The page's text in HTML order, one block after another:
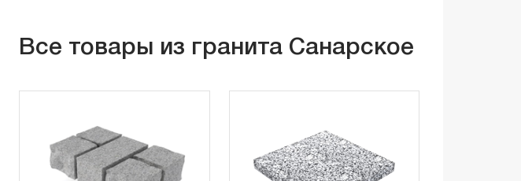
Все товары из гранита Санарское